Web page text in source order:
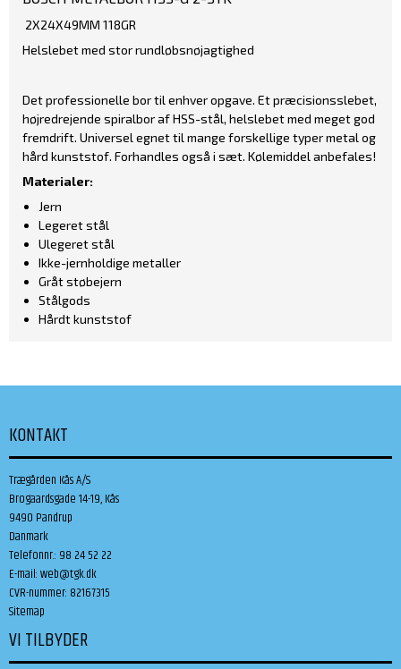
2X24X49MM 118GR
Helslebet med stor rundløbsnøjagtighed
Det professionelle bor til enhver opgave. Et præcisionsslebet,
højredrejende spiralbor af HSS-stål, helslebet med meget god
fremdrift. Universel egnet til mange forskellige typer metal og
hård kunststof. Forhandles også i sæt. Kølemiddel anbefales!
Materialer:
Jern
Legeret stål
Ulegeret stål
Ikke-jernholdige metaller
Gråt støbejern
Stålgods
Hårdt kunststof
KONTAKT
Trægården Kås A/S
Brogaardsgade 14-19, Kås
9490 Pandrup
Danmark
Telefonnr.: 98 24 52 22
E-mail:web@tgk.dk
CVR-nummer: 82167315
Sitemap
VI TILBYDER